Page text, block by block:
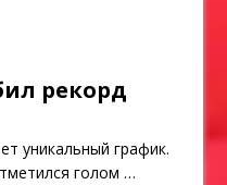
рекорд
уникальный график.
голом…